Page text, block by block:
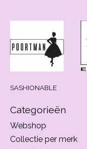
SASHIONABLE
Categorieën
Webshop
Collectie per merk